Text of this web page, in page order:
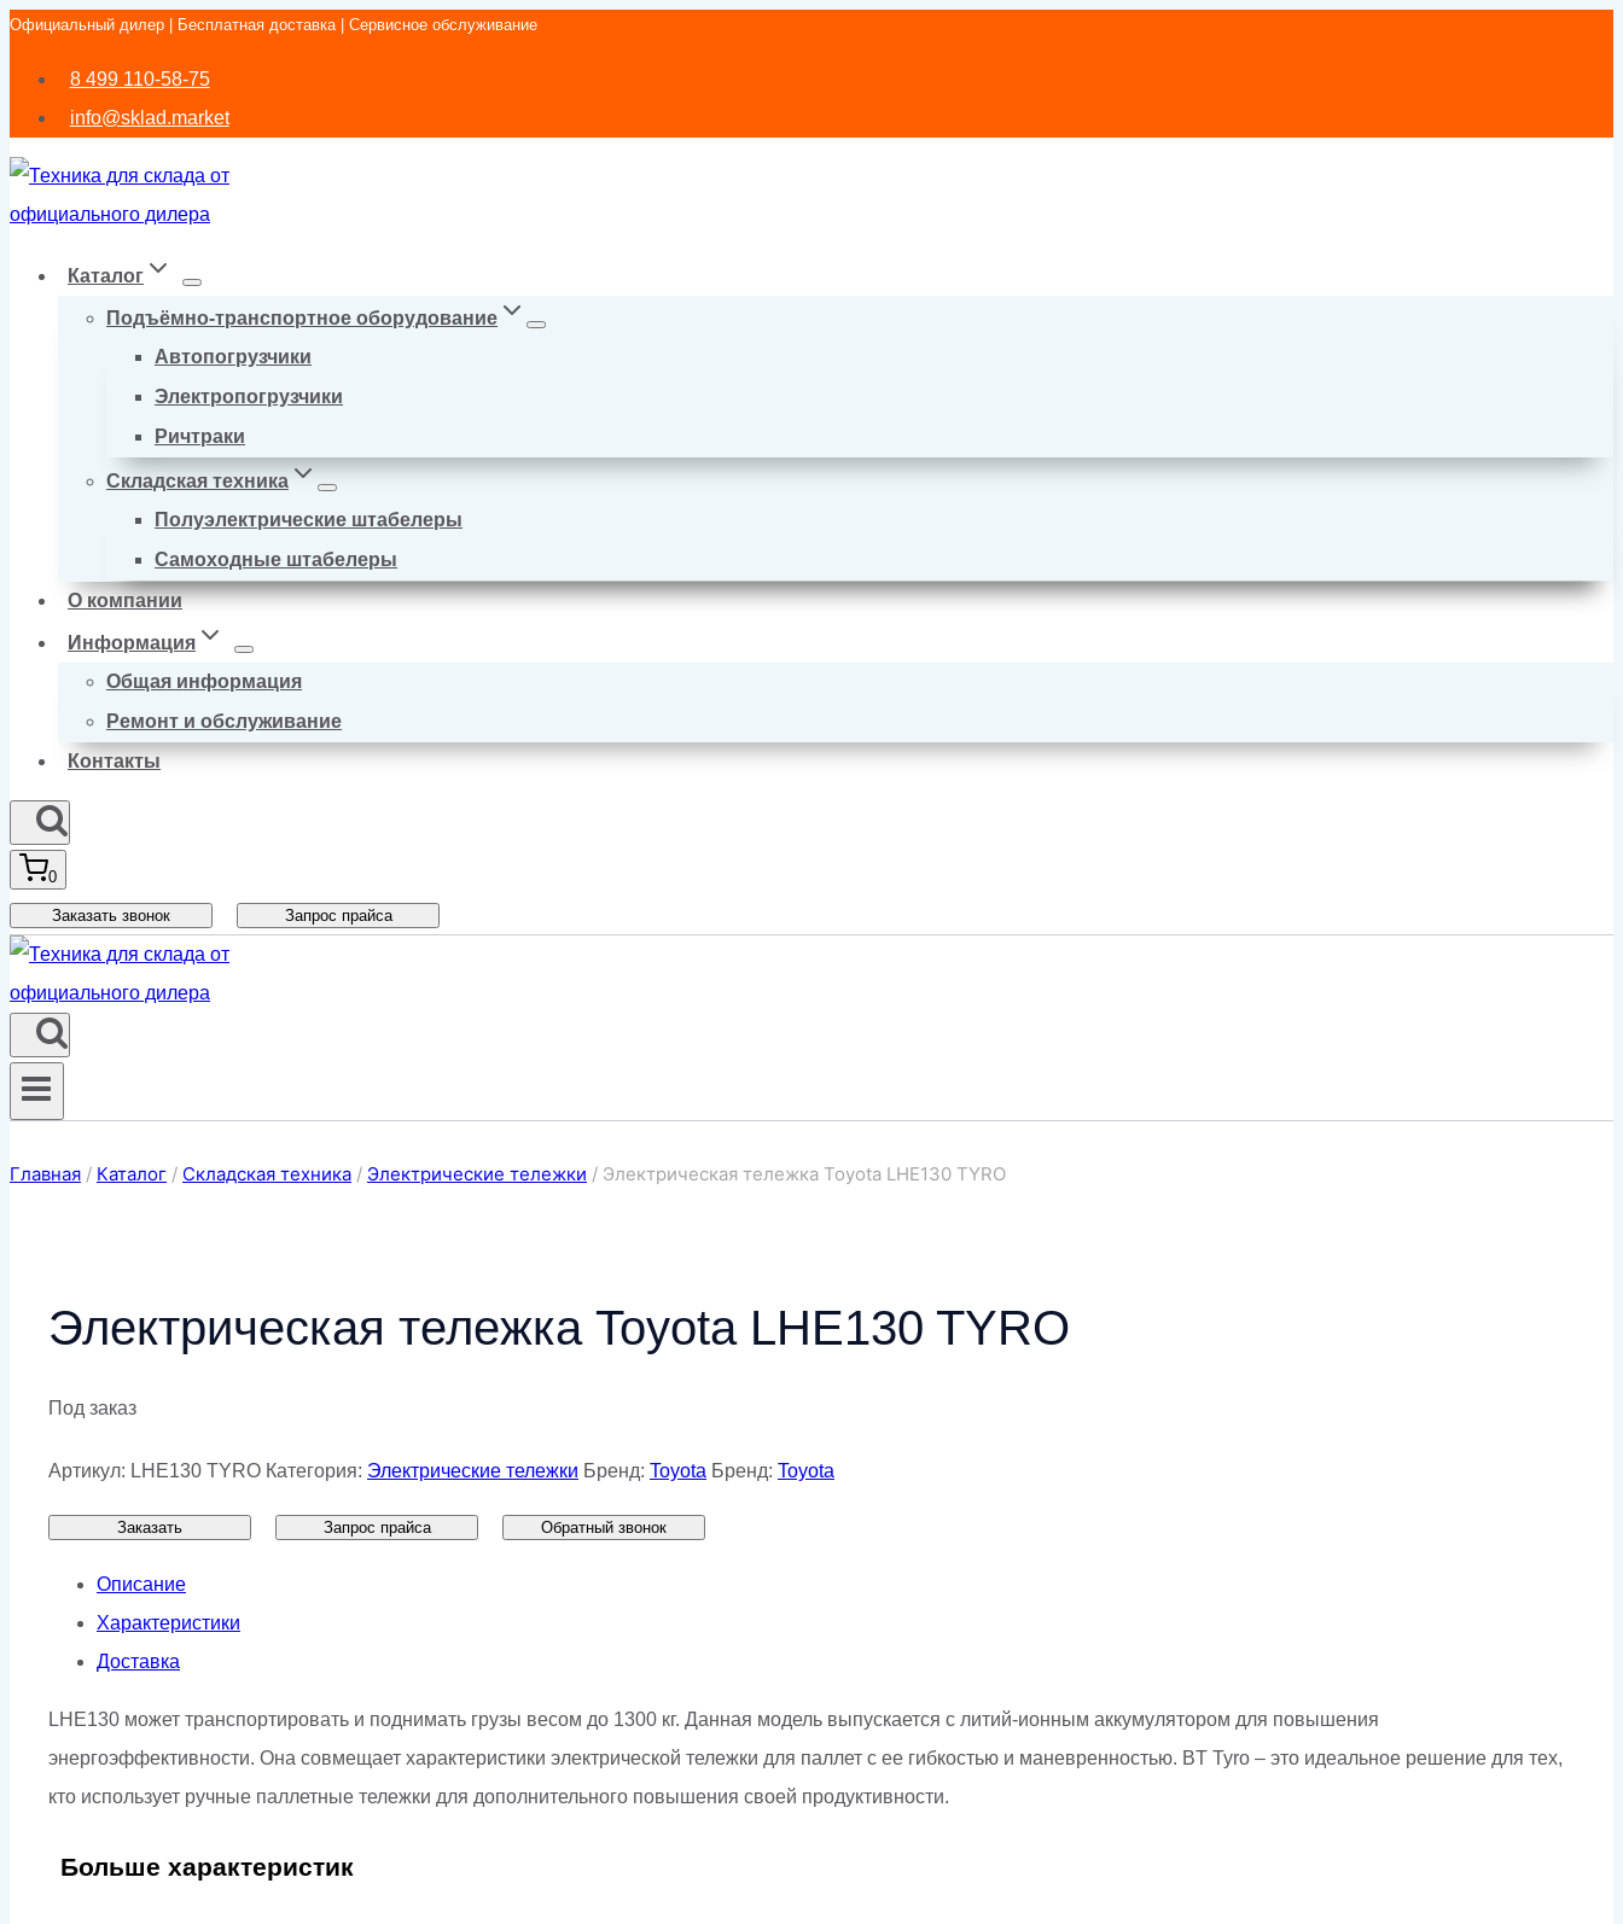
Перейти
Официальный дилер | Бесплатная доставка | Сервисное обслуживание
8 499 110-58-75
info@sklad.market
Каталог
Подъёмно-транспортное оборудование
Автопогрузчики
Электропогрузчики
Ричтраки
Складская техника
Полуэлектрические штабелеры
Самоходные штабелеры
О компании
Информация
Общая информация
Ремонт и обслуживание
Контакты
0
Заказать звонок Запрос прайса
Главная / Каталог / Складская техника / Электрические тележки / Электрическая тележка Toyota LHE130 TYRO
Электрическая тележка Toyota LHE130 TYRO
Под заказ
Артикул: LHE130 TYRO Категория: Электрические тележки Бренд: Toyota Бренд: Toyota
Заказать Запрос прайса Обратный звонок
Описание
Характеристики
Доставка
LHE130 может транспортировать и поднимать грузы весом до 1300 кг. Данная модель выпускается с литий-ионным аккумулятором для повышения
энергоэффективности. Она совмещает характеристики электрической тележки для паллет с ее гибкостью и маневренностью. BT Tyro – это идеальное решение для тех,
кто использует ручные паллетные тележки для дополнительного повышения своей продуктивности.
Больше характеристик